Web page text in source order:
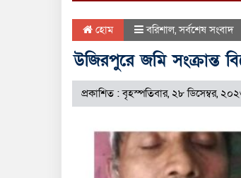
হোম বরিশাল,সর্বশেষ সংবাদ
উজিরপুরে জমি সংক্রান্ত
প্রকাশিত : বৃহস্পতিবার, ২৮ ডিসেম্বর,